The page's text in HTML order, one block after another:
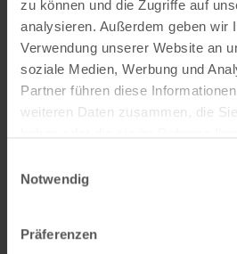
zu können und die Zugriffe auf
analysieren. Außerdem geben wir
Verwendung unserer Website an
soziale Medien, Werbung und
Partner führen diese
weiteren Daten zusammen, die
Notwendig
Präferenzen
Visual Content Creator (m/w/d) – E-
Werde Teil von Lemodo360! Als
gestaltest du verkaufsstarke
Bildwelten – von der Idee bis zum
weiterlesen